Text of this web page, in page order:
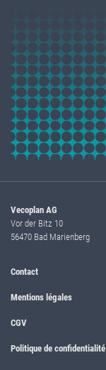
Vecoplan AG
Vor der Bitz 10
56470 Bad Marienberg
Contact
Mentions légales
CGV
Politique de confidentialité